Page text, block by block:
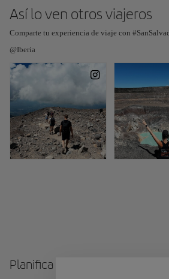
Así lo ven otros viajeros
Comparte tu experiencia de viaje con
@Iberia
Planifica tu viaje a San Salvador